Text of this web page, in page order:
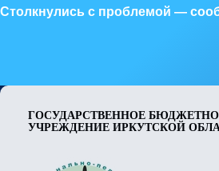
Столкнулись с проблемой —
ГОСУДАРСТВЕННОЕ
УЧРЕЖДЕНИЕ ИРКУТСКОЙ